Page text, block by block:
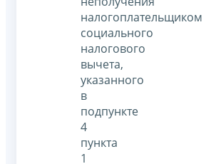
налогоплательщиком
социального
налогового
вычета,
указанного
в
подпункте
4
пункта
1